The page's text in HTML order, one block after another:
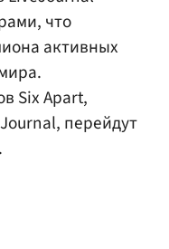
что
активных
Six Apart,
перейдут